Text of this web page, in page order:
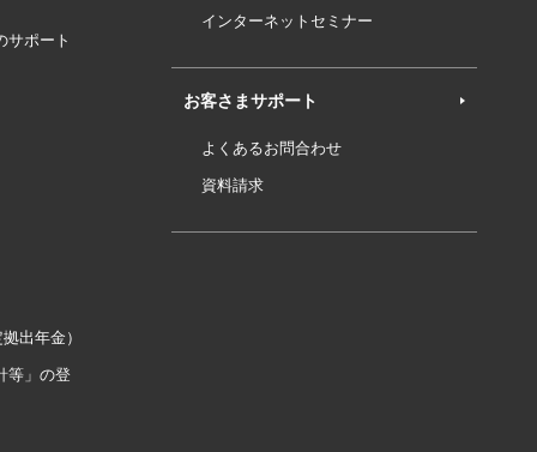
サポート
出年金）
等」の登
インターネットセミナー
お客さまサポート
よくあるお問合わせ
資料請求